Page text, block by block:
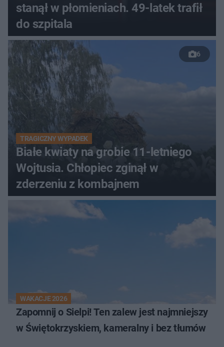
stanął w płomieniach. 49-latek trafił
do szpitala
6
TRAGICZNY WYPADEK
Białe kwiaty na grobie 11-letniego
Wojtusia. Chłopiec zginął w
zderzeniu z kombajnem
WAKACJE 2026
Zapomnij o Sielpi! Ten zalew jest najmniejszy
w Świętokrzyskiem, kameralny i bez tłumów